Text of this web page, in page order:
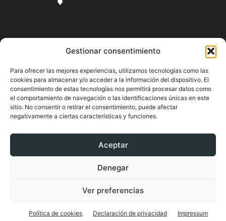
Gestionar consentimiento
Para ofrecer las mejores experiencias, utilizamos tecnologías como las
cookies para almacenar y/o acceder a la información del dispositivo. El
consentimiento de estas tecnologías nos permitirá procesar datos como
el comportamiento de navegación o las identificaciones únicas en este
sitio. No consentir o retirar el consentimiento, puede afectar
negativamente a ciertas características y funciones.
Aceptar
Denegar
Ver preferencias
Política de cookies Declaración de privacidad Impressum
Pyme.es es el portal web donde podrás mantenerte
actualizado de todas las noticias y novedades sobre la
economía en España y el mundo, así como donde podrás
conseguir toda la información necesaria sobre
emprendimiento.
SÍGUENOS
© PYME.ES ¡El portal pyme de España!